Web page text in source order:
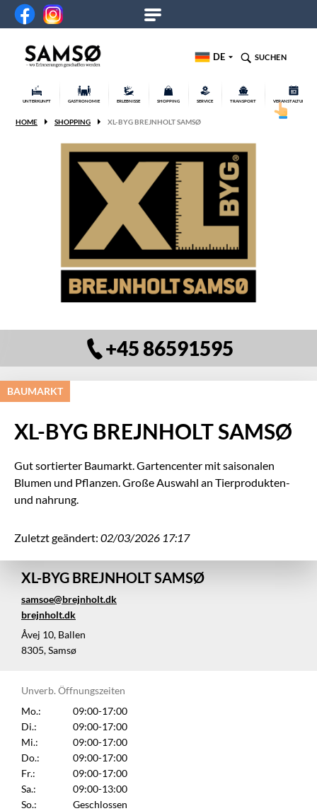
DE SUCHEN
UNTERKUNFT GASTRONOMIE ERLEBNISSE SHOPPING SERVICE TRANSPORT VERANSTALTUNGEN
HOME SHOPPING XL-BYG BREJNHOLT SAMSØ
+45 86591595
BAUMARKT
XL-BYG BREJNHOLT SAMSØ
Gut sortierter Baumarkt. Gartencenter mit saisonalen
Blumen und Pflanzen. Große Auswahl an Tierprodukten-
und nahrung.
Zuletzt geändert: 02/03/2026 17:17
XL-BYG BREJNHOLT SAMSØ
samsoe@brejnholt.dk
brejnholt.dk
Åvej 10, Ballen
8305, Samsø
Unverb. Öffnungszeiten
Mo.:
09:00-17:00
Di.:
09:00-17:00
Mi.:
09:00-17:00
Do.:
09:00-17:00
Fr.:
09:00-17:00
Sa.:
09:00-13:00
So.:
Geschlossen